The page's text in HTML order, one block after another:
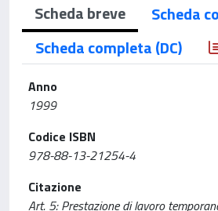
Scheda breve
Scheda
Scheda completa (DC)
Anno
1999
Codice ISBN
978-88-13-21254-4
Citazione
Art. 5: Prestazione di lavoro